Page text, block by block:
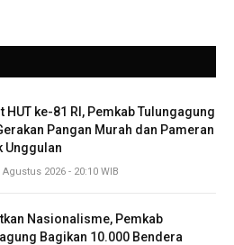
HUT ke-81 RI, Pemkab Tulungagung
Pangan Murah dan Pameran
Unggulan
2026 - 20:10 WIB
Nasionalisme, Pemkab
Bagikan 10.000 Bendera